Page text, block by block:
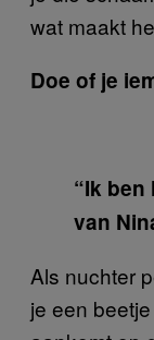
wat maakt
Doe of je
“Ik
van
Als nuchter
je een